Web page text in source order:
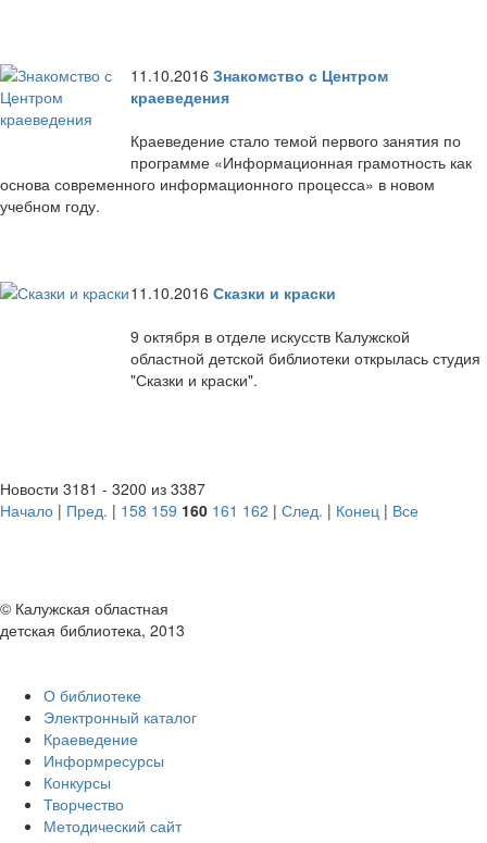
11.10.2016 Знакомство с Центром
краеведения
Краеведение стало темой первого занятия по
программе «Информационная грамотность как
основа современного информационного процесса» в новом
учебном году.
11.10.2016 Сказки и краски
9 октября в отделе искусств Калужской
областной детской библиотеки открылась студия
"Сказки и краски".
Новости 3181 - 3200 из 3387
Начало | Пред. | 158 159 160 161 162 | След. | Конец | Все
© Калужская областная
детская библиотека, 2013
О библиотеке
Электронный каталог
Краеведение
Информресурсы
Конкурсы
Творчество
Методический сайт